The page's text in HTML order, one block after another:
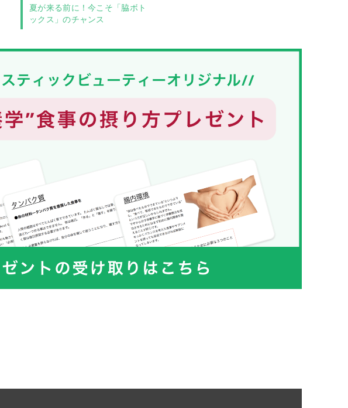
夏が来る前に！今こそ「脇ボト
ックス」のチャンス